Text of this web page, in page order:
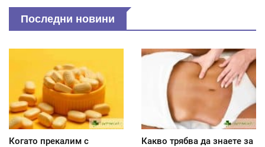
Последни новини
Когато прекалим с
Какво трябва да знаете за